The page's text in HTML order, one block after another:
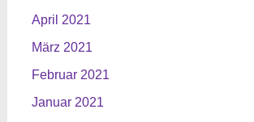
April 2021
März 2021
Februar 2021
Januar 2021